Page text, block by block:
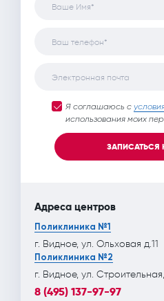
Ваше Имя*
Ваш телефон*
Электронная почта
Я соглашаюсь с
использования моих
ЗАПИСАТЬСЯ
Адреса центров
Поликлиника №1
г. Видное, ул. Ольховая д.11
Поликлиника №2
г. Видное, ул.
8 (495) 137-97-97